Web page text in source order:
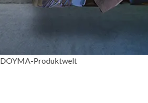
DOYMA-Produktwelt